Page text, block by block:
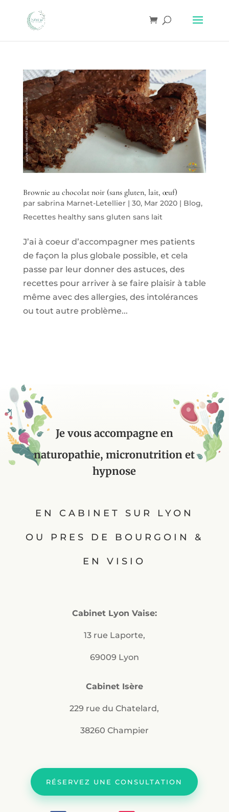
Brownie au chocolat noir (sans gluten, lait, œuf)
par sabrina Marnet-Letellier| 30, Mar 2020| Blog,
Recettes healthy sans gluten sans lait
J’ai à coeur d’accompagner mes patients
de façon la plus globale possible, et cela
passe par leur donner des astuces, des
recettes pour arriver à se faire plaisir à table
même avec des allergies, des intolérances
ou tout autre problème...
Je vous accompagne en
naturopathie, micronutrition et
hypnose
EN CABINET SUR LYON
OU PRES DE BOURGOIN &
EN VISIO
Cabinet Lyon Vaise:
13 rue Laporte,
69009 Lyon
Cabinet Isère
229 rue du Chatelard,
38260 Champier
RÉSERVEZ UNE CONSULTATION